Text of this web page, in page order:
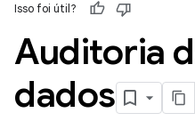
Isso foi útil?
Auditoria
dados